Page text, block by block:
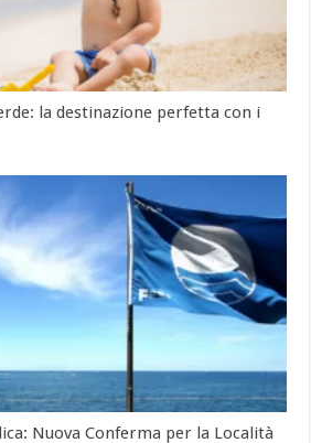
la destinazione perfetta con i
Nuova Conferma per la Località